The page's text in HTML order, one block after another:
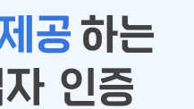
공하는
인증